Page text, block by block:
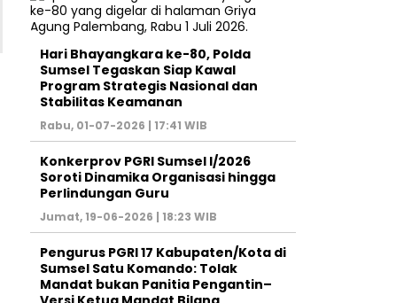
Hari Bhayangkara ke-80, Polda
Sumsel Tegaskan Siap Kawal
Program Strategis Nasional dan
Stabilitas Keamanan ‎
Rabu, 01-07-2026 | 17:41 WIB
Konkerprov PGRI Sumsel I/2026
Soroti Dinamika Organisasi hingga
Perlindungan Guru ‎
Jumat, 19-06-2026 | 18:23 WIB
Pengurus PGRI 17 Kabupaten/Kota di
Sumsel Satu Komando: Tolak
Mandat bukan Panitia Pengantin–